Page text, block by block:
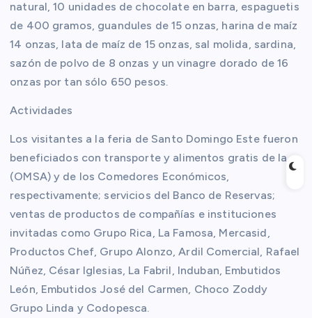
natural, 10 unidades de chocolate en barra, espaguetis
de 400 gramos, guandules de 15 onzas, harina de maíz
14 onzas, lata de maíz de 15 onzas, sal molida, sardina,
sazón de polvo de 8 onzas y un vinagre dorado de 16
onzas por tan sólo 650 pesos.
Actividades
Los visitantes a la feria de Santo Domingo Este fueron
beneficiados con transporte y alimentos gratis de la
(OMSA) y de los Comedores Económicos,
respectivamente; servicios del Banco de Reservas;
ventas de productos de compañías e instituciones
invitadas como Grupo Rica, La Famosa, Mercasid,
Productos Chef, Grupo Alonzo, Ardil Comercial, Rafael
Núñez, César Iglesias, La Fabril, Induban, Embutidos
León, Embutidos José del Carmen, Choco Zoddy
Grupo Linda y Codopesca.